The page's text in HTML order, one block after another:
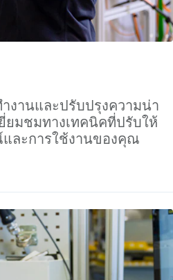
งานและปรับปรุงความน่า
ยมชมทางเทคนิคที่ปรับให้
ละการใช้งานของคุณ